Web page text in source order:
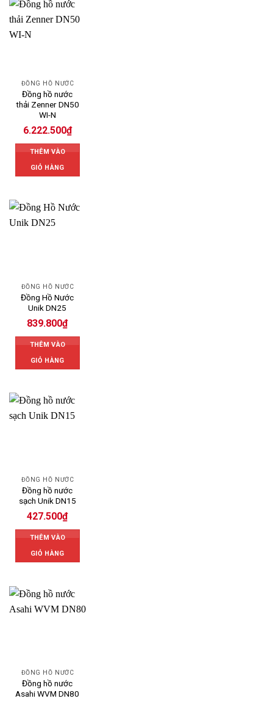
ĐỒNG HỒ NƯỚC
Đồng hồ nước
thải Zenner DN50
WI-N
6.222.500₫
THÊM VÀO
GIỎ HÀNG
ĐỒNG HỒ NƯỚC
Đồng Hồ Nước
Unik DN25
839.800₫
THÊM VÀO
GIỎ HÀNG
ĐỒNG HỒ NƯỚC
Đồng hồ nước
sạch Unik DN15
427.500₫
THÊM VÀO
GIỎ HÀNG
ĐỒNG HỒ NƯỚC
Đồng hồ nước
Asahi WVM DN80